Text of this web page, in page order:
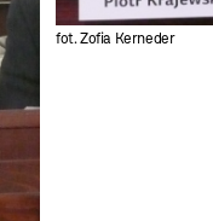
fot. Zofia Kerneder